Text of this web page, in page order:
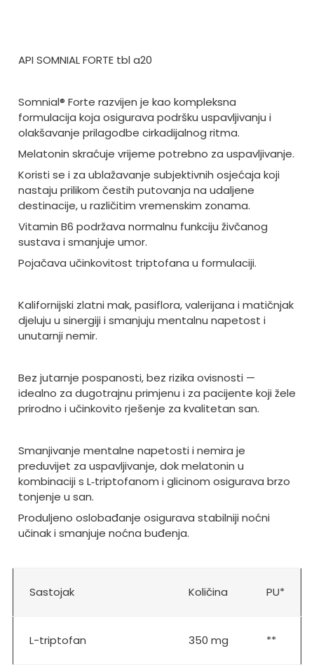
API SOMNIAL FORTE tbl a20
Somnial® Forte razvijen je kao kompleksna
formulacija koja osigurava podršku uspavljivanju i
olakšavanje prilagodbe cirkadijalnog ritma.
Melatonin skraćuje vrijeme potrebno za uspavljivanje.
Koristi se i za ublažavanje subjektivnih osjećaja koji
nastaju prilikom čestih putovanja na udaljene
destinacije, u različitim vremenskim zonama.
Vitamin B6 podržava normalnu funkciju živčanog
sustava i smanjuje umor.
Pojačava učinkovitost triptofana u formulaciji.
Kalifornijski zlatni mak, pasiflora, valerijana i matičnjak
djeluju u sinergiji i smanjuju mentalnu napetost i
unutarnji nemir.
Bez jutarnje pospanosti, bez rizika ovisnosti —
idealno za dugotrajnu primjenu i za pacijente koji žele
prirodno i učinkovito rješenje za kvalitetan san.
Smanjivanje mentalne napetosti i nemira je
preduvijet za uspavljivanje, dok melatonin u
kombinaciji s L‑triptofanom i glicinom osigurava brzo
tonjenje u san.
Produljeno oslobađanje osigurava stabilniji noćni
učinak i smanjuje noćna buđenja.
Sastojak Količina PU*
L-triptofan 350 mg **